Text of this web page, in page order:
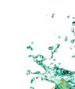
DÁRKOVÉ
ATOMIZÉRY A